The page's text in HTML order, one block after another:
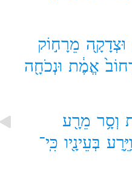
וּצְדָקָ֖ה מֵרָח֣וֹק
אֱמֶ֔ת וּנְכֹחָ֖ה
וְסָ֥ר מֵרָ֖ע
וַיֵּ֥רַע בְּעֵינָ֖יו כִּֽי־